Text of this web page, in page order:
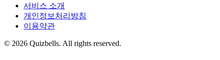
서비스 소개
개인정보처리방침
이용약관
© 2026 Quizbells. All rights reserved.